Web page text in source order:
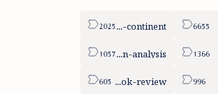
sub-continent
column-analysis
book-review